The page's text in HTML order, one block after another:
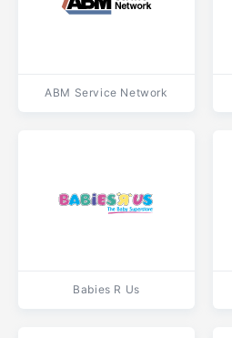
ABM Service Network
Babies R Us